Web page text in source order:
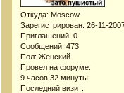
Откуда: Moscow
Зарегистрирован: 26-11-
Приглашений: 0
Сообщений: 473
Пол: Женский
Провел на форуме:
9 часов 32 минуты
Последний визит: